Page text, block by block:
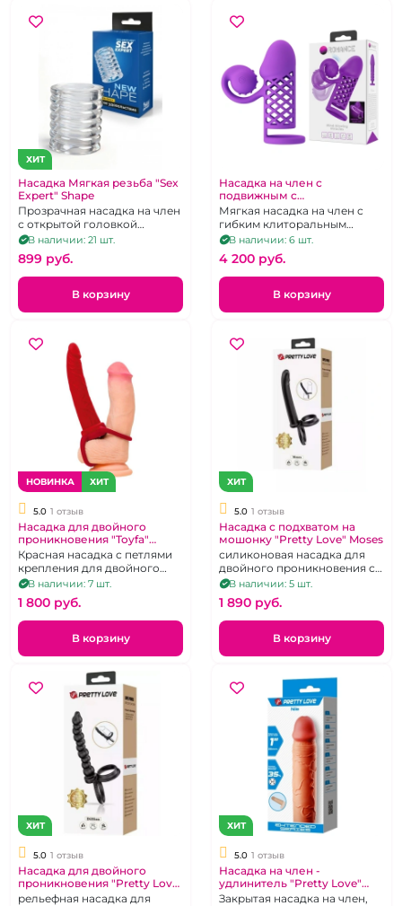
ХИТ
Насадка Мягкая резьба "Sex
Expert" Shape
Прозрачная насадка на член
с открытой головкой
ребристая
В наличии: 21 шт.
899 pуб.
В корзину
Насадка на член с
подвижным с
клиторальным вибратором
"Romance" фиолетовая
Мягкая насадка на член с
гибким клиторальным
отростком с вибрацией,
перезаряжаемая
В наличии: 6 шт.
4 200 pуб.
В корзину
НОВИНКА ХИТ
5.0 1 отзыв
Насадка для двойного
проникновения "Toyfa"
красная с петлями
крепления
Красная насадка с петлями
крепления для двойного
проникновения
В наличии: 7 шт.
1 800 pуб.
В корзину
ХИТ
5.0 1 отзыв
Насадка с подхватом на
мошонку "Pretty Love" Moses
силиконовая насадка для
двойного проникновения с
подхватом для мошонки,
гибкая, черная
В наличии: 5 шт.
1 890 pуб.
В корзину
ХИТ
5.0 1 отзыв
Насадка для двойного
проникновения "Pretty Love"
Dillion
рельефная насадка для
ХИТ
5.0 1 отзыв
Насадка на член -
удлинитель "Pretty Love"
Nile
Закрытая насадка на член,